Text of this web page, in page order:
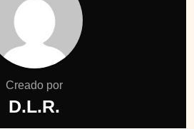
Creado por
D.L.R.